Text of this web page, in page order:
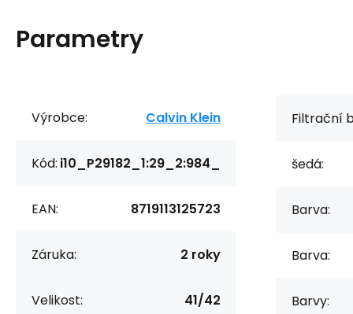
Parametry
Výrobce: Calvin Klein
Kód: i10_P29182_1:29_2:984_
EAN: 8719113125723
Záruka: 2 roky
Velikost: 41/42
Filtrační
šedá:
Barva:
Barva:
Barvy: